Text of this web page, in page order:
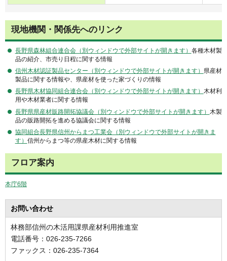
現地機関・関係先へのリンク
長野県森林組合連合会（別ウィンドウで外部サイトが開きます） 各種木材製
品の紹介、市売り日程に関する情報
信州木材認証製品センター（別ウィンドウで外部サイトが開きます） 県産材
製品に関する情報や、県産材を使った家づくりの情報
長野県木材協同組合連合会（別ウィンドウで外部サイトが開きます） 木材利
用や木材業者に関する情報
長野県県産材販路開拓協議会（別ウィンドウで外部サイトが開きます） 木製
品の販路開拓を進める協議会に関する情報
協同組合長野県信州からまつ工業会（別ウィンドウで外部サイトが開きま
す） 信州からまつ等の県産木材に関する情報
フロア案内
本庁6階
お問い合わせ
林務部信州の木活用課県産材利用推進室
電話番号：026-235-7266
ファックス：026-235-7364